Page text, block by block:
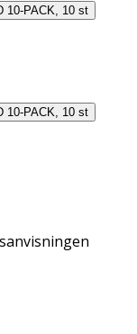
10-PACK, 10 st
10-PACK, 10 st